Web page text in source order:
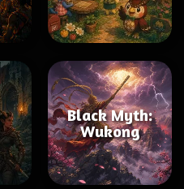
Black Myth:
Wukong